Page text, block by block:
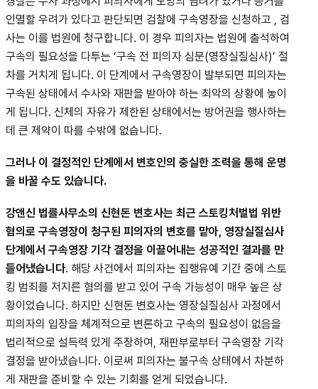
인멸할 우려가 있다고 판단되면 검찰에 구속영장을 신청하고
, 검
사는 이를 법원에 청구합니다. 이 경우 피의자는 법원에 출석하여
구속의 필요성을 다투는 ‘구속 전 피의자 심문(영장실질심사)’ 절
차를 거치게 됩니다. 이 단계에서 구속영장이 발부되면 피의자는
구속된 상태에서 수사와 재판을 받아야 하는 최악의 상황에 놓이
게 됩니다. 신체의 자유가 제한된 상태에서는 방어권을 행사하는
데 큰 제약이 따를 수밖에 없습니다.
그러나 이 결정적인 단계에서 변호인의 충실한 조력을 통해 운명
을 바꿀 수도 있습니다.
강앤신 법률사무소의 신현돈 변호사는 최근 스토킹처벌법 위반
혐의로 구속영장이 청구된 피의자의 변호를 맡아, 영장실질심사
단계에서 구속영장 기각 결정을 이끌어내는 성공적인 결과를 만
들어냈습니다. 해당 사건에서 피의자는 집행유예 기간 중에 스토
킹 범죄를 저지른 혐의를 받고 있어 구속 가능성이 매우 높은 상
황이었습니다. 하지만 신현돈 변호사는 영장실질심사 과정에서
피의자의 입장을 체계적으로 변론하고 구속의 필요성이 없음을
법리적으로 설득력 있게 주장하여, 재판부로부터 구속영장 기각
결정을 받아냈습니다. 이로써 피의자는 불구속 상태에서 차분하
게 재판을 준비할 수 있는 기회를 얻게 되었습니다.